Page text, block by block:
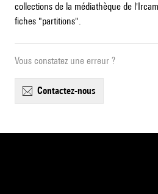
collections de la médiathèque de
fiches "partitions".
Vous constatez une erreur ?
contactez-nous